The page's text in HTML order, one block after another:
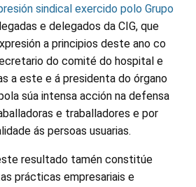
sindical exercido polo Grupo
e delegados da CIG, que
a principios deste ano co
do comité do hospital e
a este e á presidenta do órgano
súa intensa acción na defensa
e traballadores e por
ás persoas usuarias.
resultado tamén constitúe
prácticas empresariais e